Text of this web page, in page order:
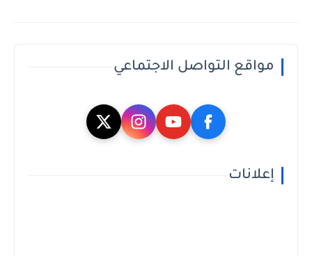
مواقع التواصل الاجتماعي
إعلانات